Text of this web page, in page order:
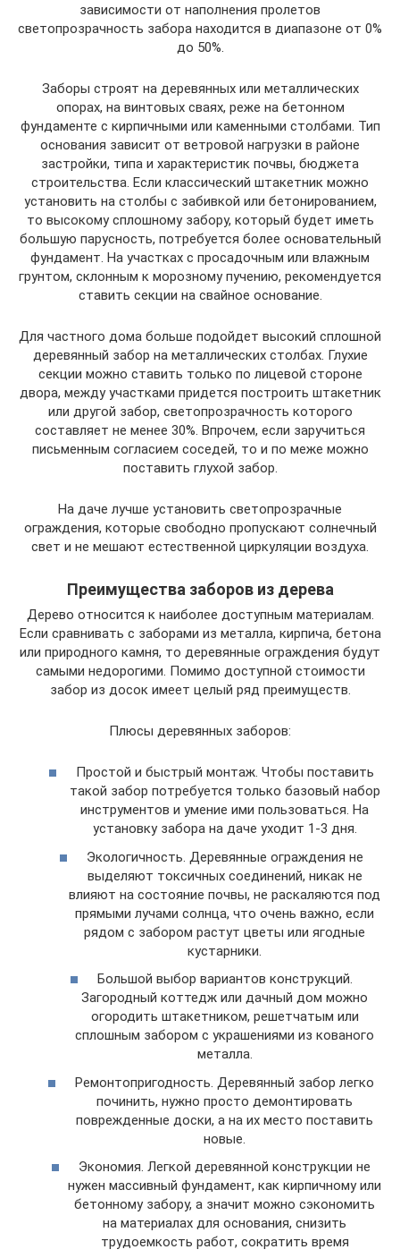
зависимости от наполнения пролетов
светопрозрачность забора находится в диапазоне от 0%
до 50%.
Заборы строят на деревянных или металлических
опорах, на винтовых сваях, реже на бетонном
фундаменте с кирпичными или каменными столбами. Тип
основания зависит от ветровой нагрузки в районе
застройки, типа и характеристик почвы, бюджета
строительства. Если классический штакетник можно
установить на столбы с забивкой или бетонированием,
то высокому сплошному забору, который будет иметь
большую парусность, потребуется более основательный
фундамент. На участках с просадочным или влажным
грунтом, склонным к морозному пучению, рекомендуется
ставить секции на свайное основание.
Для частного дома больше подойдет высокий сплошной
деревянный забор на металлических столбах. Глухие
секции можно ставить только по лицевой стороне
двора, между участками придется построить штакетник
или другой забор, светопрозрачность которого
составляет не менее 30%. Впрочем, если заручиться
письменным согласием соседей, то и по меже можно
поставить глухой забор.
На даче лучше установить светопрозрачные
ограждения, которые свободно пропускают солнечный
свет и не мешают естественной циркуляции воздуха.
Преимущества заборов из дерева
Дерево относится к наиболее доступным материалам.
Если сравнивать с заборами из металла, кирпича, бетона
или природного камня, то деревянные ограждения будут
самыми недорогими. Помимо доступной стоимости
забор из досок имеет целый ряд преимуществ.
Плюсы деревянных заборов:
Простой и быстрый монтаж. Чтобы поставить
такой забор потребуется только базовый набор
инструментов и умение ими пользоваться. На
установку забора на даче уходит 1-3 дня.
Экологичность. Деревянные ограждения не
выделяют токсичных соединений, никак не
влияют на состояние почвы, не раскаляются под
прямыми лучами солнца, что очень важно, если
рядом с забором растут цветы или ягодные
кустарники.
Большой выбор вариантов конструкций.
Загородный коттедж или дачный дом можно
огородить штакетником, решетчатым или
сплошным забором с украшениями из кованого
металла.
Ремонтопригодность. Деревянный забор легко
починить, нужно просто демонтировать
поврежденные доски, а на их место поставить
новые.
Экономия. Легкой деревянной конструкции не
нужен массивный фундамент, как кирпичному или
бетонному забору, а значит можно сэкономить
на материалах для основания, снизить
трудоемкость работ, сократить время